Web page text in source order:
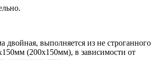
двойная, выполняется из не строганного
(200х150мм), в зависимости от